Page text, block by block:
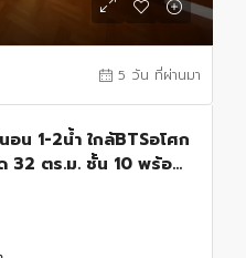
5 วัน ที่ผ่านมา
น 1-2น้ำ ใกล้BTSอโศก
32 ตร.ม. ชั้น 10 พร้อม
400 ม.